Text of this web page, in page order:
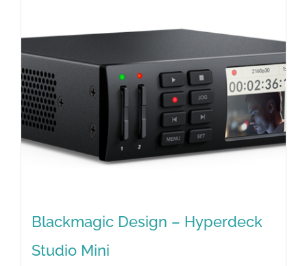
Blackmagic Design – Hyperdeck
Studio Mini